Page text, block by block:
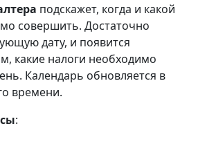
подскажет, когда и какой
совершить. Достаточно
дату, и появится
какие налоги необходимо
Календарь обновляется в
времени.
: